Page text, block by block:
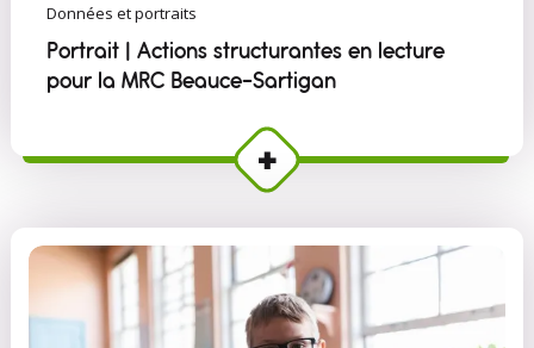
Données et portraits
Portrait | Actions structurantes en lecture
pour la MRC Beauce-Sartigan